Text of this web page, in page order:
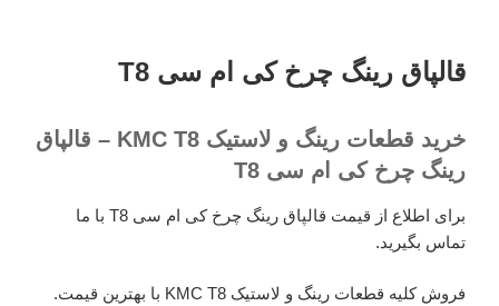
قالپاق رینگ چرخ کی ام سی T8
خرید قطعات رینگ و لاستیک KMC T8 – قالپاق
رینگ چرخ کی ام سی T8
برای اطلاع از قیمت قالپاق رینگ چرخ کی ام سی T8 با ما
تماس بگیرید.
فروش کلیه قطعات رینگ و لاستیک KMC T8 با بهترین قیمت.